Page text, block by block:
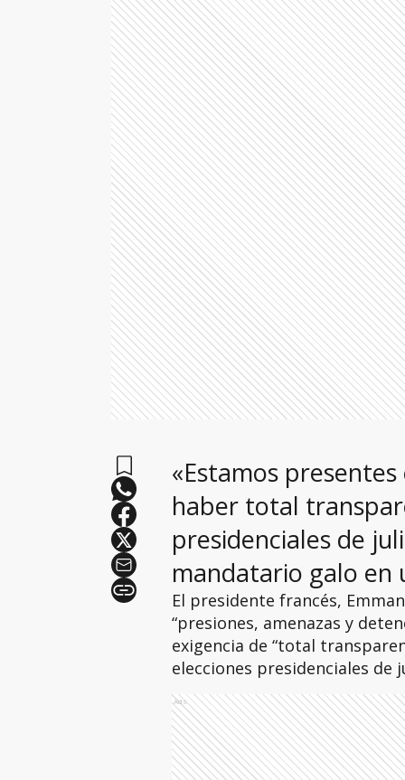
«Estamos
haber total
presidenciales de
mandatario galo en
El presidente francés,
“presiones, amenazas y
exigencia de “total
elecciones presidenciales de
Ads